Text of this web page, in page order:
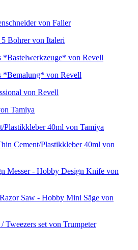
von Faller
Bohrer von Italeri
*Bastelwerkzeuge* von Revell
*Bemalung* von Revell
von Revell
Tamiya
Plastikkleber 40ml von Tamiya
Cement/Plastikkleber 40ml von
Messer - Hobby Design Knife von
Saw - Hobby Mini Säge von
Tweezers set von Trumpeter